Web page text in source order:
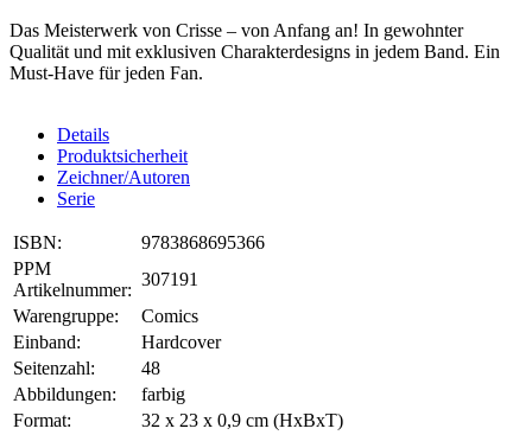
Das Meisterwerk von Crisse – von Anfang an! In gewohnter
Qualität und mit exklusiven Charakterdesigns in jedem Band. Ein
Must-Have für jeden Fan.
Details
Produktsicherheit
Zeichner/Autoren
Serie
ISBN:
9783868695366
PPM
Artikelnummer:
307191
Warengruppe:
Comics
Einband:
Hardcover
Seitenzahl:
48
Abbildungen:
farbig
Format:
32 x 23 x 0,9 cm (HxBxT)